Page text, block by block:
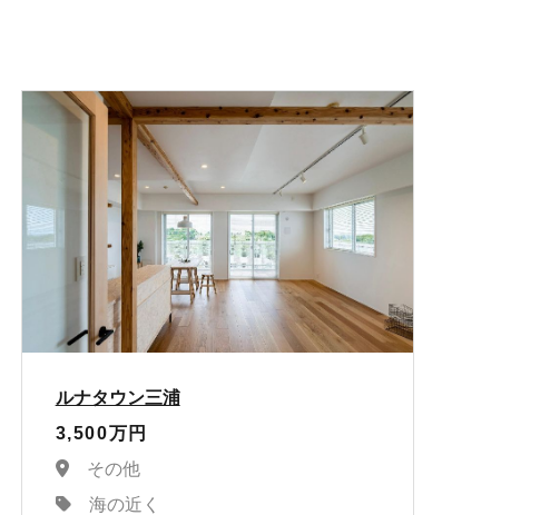
ルナタウン三浦
3,500万円
その他
海の近く